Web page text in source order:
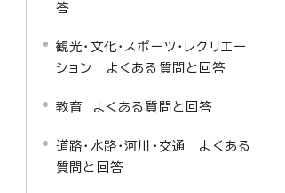
答
観光・文化・スポーツ・レクリエー
ション よくある質問と回答
教育 よくある質問と回答
道路・水路・河川・交通 よくある
質問と回答